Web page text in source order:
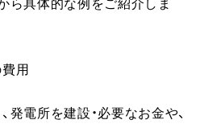
用
電所を建設・必要なお金や、